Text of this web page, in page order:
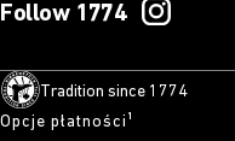
Follow 1774
Tradition since 1774
Opcje płatności¹